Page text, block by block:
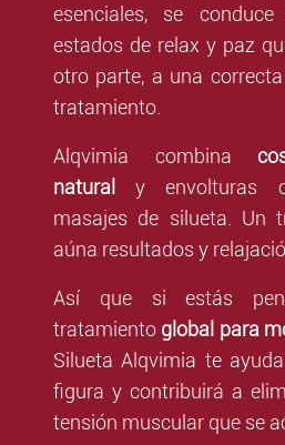
esenciales, se
estados de relax y paz
otro parte, a una
tratamiento.
Alqvimia combina
naturaly envolturas
masajes de silueta. Un
aúna resultados y
Así que si estás
tratamiento global para
Silueta Alqvimia te
figura y contribuirá a
tensión muscular que se